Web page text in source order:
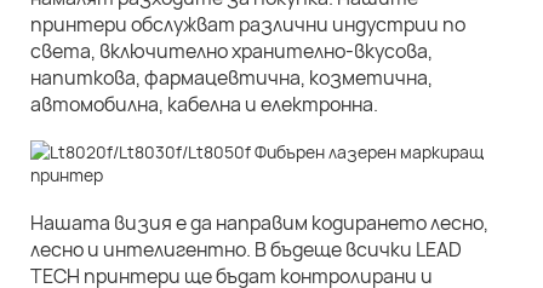
принтери обслужват различни индустрии по
света, включително хранително-вкусова,
напиткова, фармацевтична, козметична,
автомобилна, кабелна и електронна.
Нашата визия е да направим кодирането лесно,
лесно и интелигентно. В бъдеще всички LEAD
TECH принтери ще бъдат контролирани и